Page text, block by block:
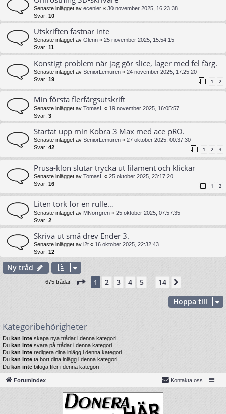
Senaste inlägget av ecenier « 30 november 2025, 16:23:38
Svar: 10
Utskriften fastnar inte
Senaste inlägget av Glenn « 25 november 2025, 15:54:15
Svar: 11
Konstigt problem när jag gör slice, lager med fel färg.
Senaste inlägget av SeniorLemuren « 24 november 2025, 17:25:20
Svar: 19 1 2
Min första flerfärgsutskrift
Senaste inlägget av TomasL « 19 november 2025, 16:05:57
Svar: 3
Startat upp min Kobra 3 Max med ace pRO.
Senaste inlägget av SeniorLemuren « 27 oktober 2025, 00:37:30
Svar: 42 1 2 3
Prusa-klon slutar trycka ut filament och klickar
Senaste inlägget av TomasL « 25 oktober 2025, 23:17:20
Svar: 16 1 2
Liten tork för en rulle…
Senaste inlägget av MNorrgren « 25 oktober 2025, 07:57:35
Svar: 2
Skriva ut små drev Ender 3.
Senaste inlägget av l2t « 16 oktober 2025, 22:32:43
Svar: 12
Ny tråd
675 trådar Sida 1av14
1 2 3 4 5 … 14
Hoppa till
Kategoribehörigheter
Du kan inte skapa nya trådar i denna kategori
Du kan inte svara på trådar i denna kategori
Du kan inte redigera dina inlägg i denna kategori
Du kan inte ta bort dina inlägg i denna kategori
Du kan inte bifoga filer i denna kategori
Forumindex Kontakta oss